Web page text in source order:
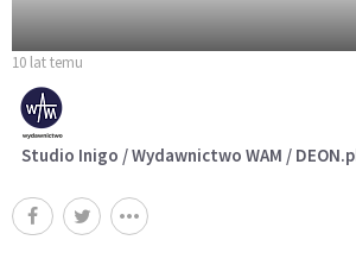
10 lat temu
Studio Inigo / Wydawnictwo WAM /